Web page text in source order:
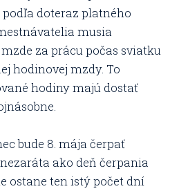
podľa doteraz platného
musia
za prácu počas sviatku
hodinovej mzdy. To
hodiny majú dostať
bude 8. mája čerpať
ako deň čerpania
ostane ten istý počet dní